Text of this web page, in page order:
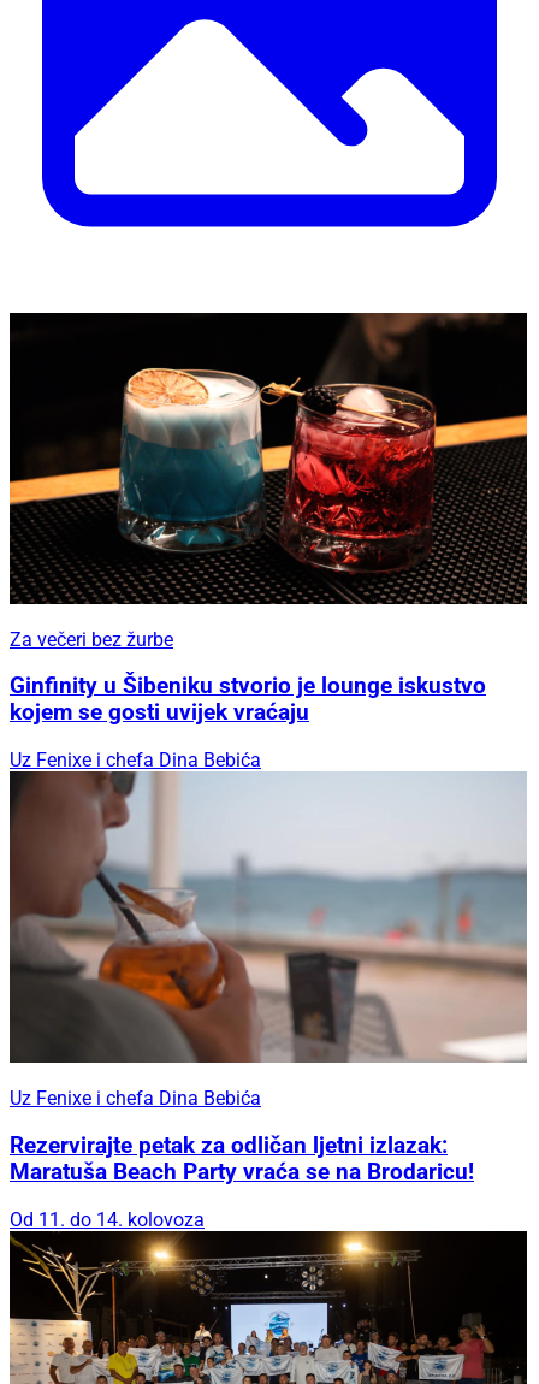
Za večeri bez žurbe
Ginfinity u Šibeniku stvorio je lounge iskustvo
kojem se gosti uvijek vraćaju
Uz Fenixe i chefa Dina Bebića
Uz Fenixe i chefa Dina Bebića
Rezervirajte petak za odličan ljetni izlazak:
Maratuša Beach Party vraća se na Brodaricu!
Od 11. do 14. kolovoza